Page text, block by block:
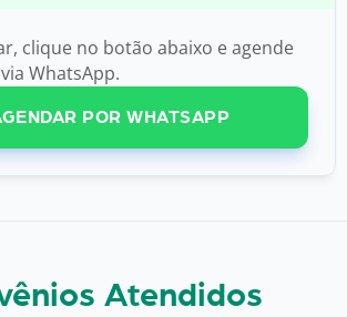
clique no botão abaixo e agende
WhatsApp.
POR WHATSAPP
Atendidos